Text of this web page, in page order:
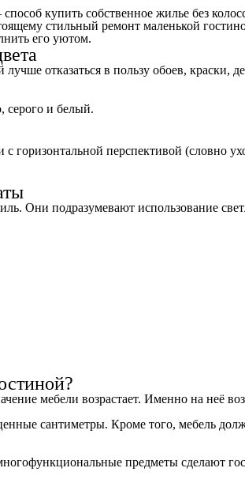
купить собственное жилье без
стильный ремонт маленькой
его уютом.
отказаться в пользу обоев, краски,
серого и белый.
горизонтальной перспективой (словно
Они подразумевают использование
мебели возрастает. Именно на неё
сантиметры. Кроме того, мебель
предметы сделают